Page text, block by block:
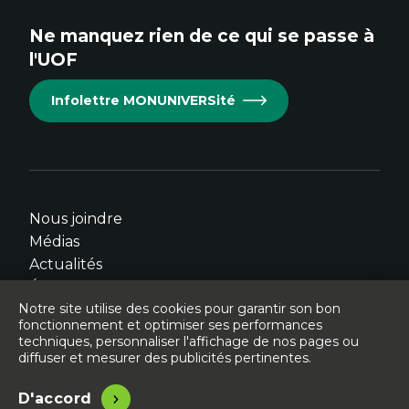
Cet
s'ouvrira
dans
fenêtre.
Cet
s'ouvrira
dans
fenêtre.
Cet
s'ouvrira
dans
fenêtre.
Cet
s'ouvrira
dans
fenêtre.
Cet
s'ouvrira
dans
fenêtre.
Ne manquez rien de ce qui se passe à
l'UOF
Infolettre MONUNIVERSité
Nous joindre
Médias
Actualités
© Université de l'Ontario français - 2026
Site conçu, développé et hébergé par
Notre site utilise des cookies pour garantir son bon
fonctionnement et optimiser ses performances
techniques, personnaliser l'affichage de nos pages ou
diffuser et mesurer des publicités pertinentes.
D'accord